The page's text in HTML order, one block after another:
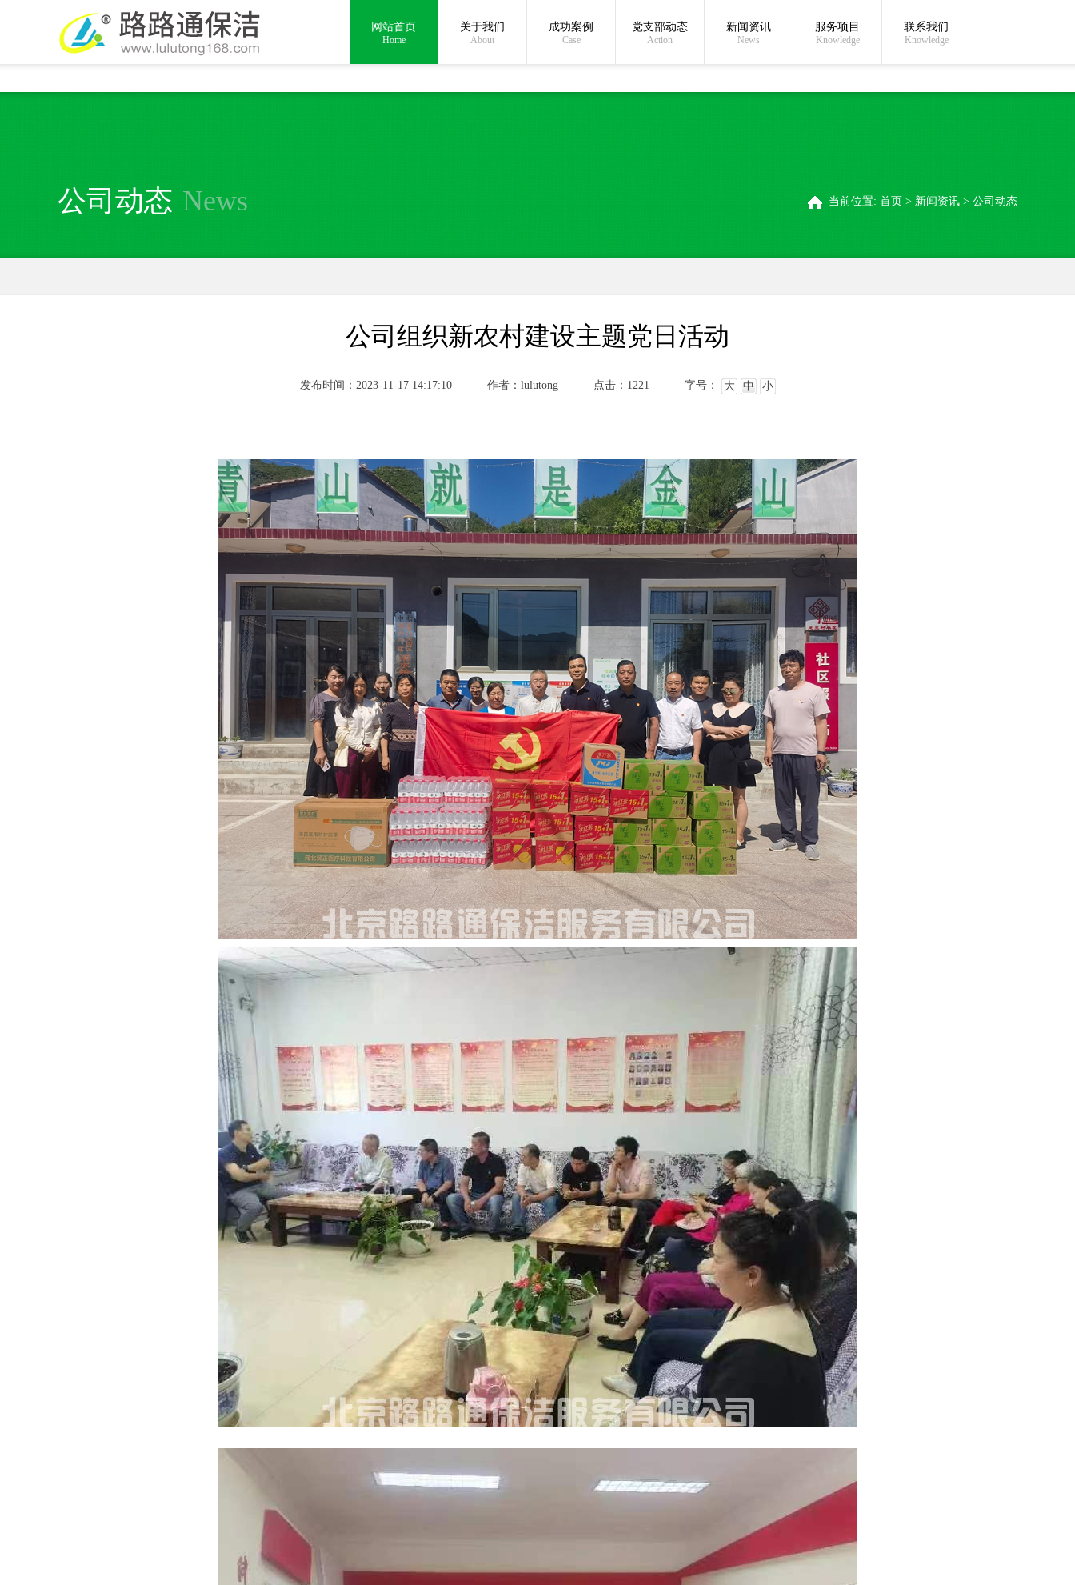
全国统一24小时服务热线：010-63849694 在线沟通: 关于我们
网站首页
Home
关于我们
About
成功案例
Case
党支部动态
Action
新闻资讯
News
服务项目
Knowledge
联系我们
Knowledge
公司动态 News 当前位置: 首页 > 新闻资讯 > 公司动态
公司组织新农村建设主题党日活动
发布时间：2023-11-17 14:17:10 作者：lulutong 点击： 1221 字号： 大 中 小